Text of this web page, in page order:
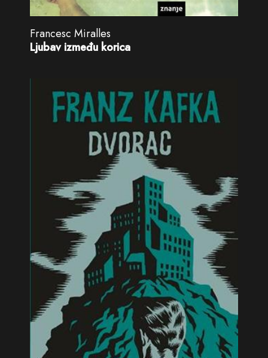
Francesc Miralles
Ljubav između korica